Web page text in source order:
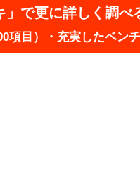
」で更に詳しく調べ
項目）・充実したベン